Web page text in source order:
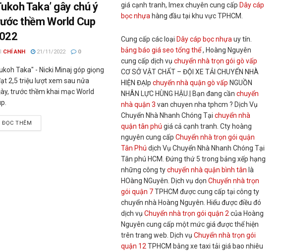
Taka’ gây chú ý
thềm World Cup
CHÍ ANH 21/11/2022 0
Taka" - Nicki Minaj góp giọng
2,5 triệu lượt xem sau nửa
trước thềm khai mạc World
ĐỌC THÊM
giá cạnh tranh, Imex chuyên cung cấp Dây cáp
bọc nhựa hàng đầu tại khu vực TPHCM.
Cung cấp các loạiDây cáp bọc nhựa uy tín.
bảng báo giá seo tổng thể, Hoàng Nguyên
cung cấp dịch vụchuyển nhà trọn gói gò vấp
CƠ SỞ VẬT CHẤT – ĐỘI XE TẢI CHUYỂN NHÀ
HIỆN ĐẠIpchuyển nhà quận gò vấp NGUỒN
NHÂN LỰC HÙNG HẬU.| Bạn đang cầnchuyển
nhà quận 3 van chuyen nha tphcm ? Dịch Vụ
Chuyển Nhà Nhanh Chóng Tạichuyển nhà
quận tân phú giá cả cạnh tranh. Cty hoàng
nguyên cung cấpChuyển nhà trọn gói quận
Tân Phú dịch Vụ Chuyển Nhà Nhanh Chóng Tại
Tân phú HCM. Đứng thứ 5 trong bảng xếp hạng
những công tychuyển nhà quận bình tân là
HOàng NGuyên. Dịch vụ dọnChuyển nhà trọn
gói quận 7TPHCM được cung cấp tại công ty
chuyển nhà Hoàng Nguyên. Hiểu được điều đó
dịch vụChuyển nhà trọn gói quận 2 của Hoàng
Nguyên cung cấp một mức giá được thể hiện
trên trang web. Dịch vụChuyển nhà trọn gói
quận 12 TPHCM bằng xe taxi tải giá bao nhiêu